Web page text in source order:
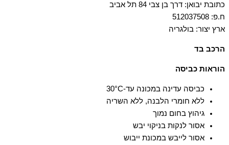
כתובת יבואן: דרך בן צבי 84 תל אביב
ח.פ: 512037508
ארץ יצור: בולגריה
הרכב בד
הוראות כביסה
כביסה עדינה במכונה עד-30°C
ללא חומרי הלבנה, ללא השריה
גיהוץ בחום נמוך
אסור לנקות בניקוי יבש
אסור לייבש במכונת ייבוש